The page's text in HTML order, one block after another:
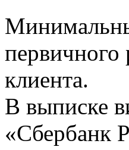
первичного
клиента.
В выписке
«Сбербанк